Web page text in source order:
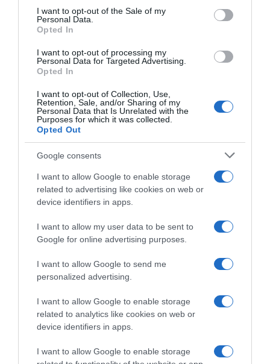
consent section.
I want to opt-out of the Sale of my
Personal Data.
Opted In
I want to opt-out of processing my
Personal Data for Targeted Advertising.
Opted In
I want to opt-out of Collection, Use,
Retention, Sale, and/or Sharing of my
Personal Data that Is Unrelated with the
Purposes for which it was collected.
Opted Out
Google consents
I want to allow Google to enable storage
related to advertising like cookies on web or
device identifiers in apps.
I want to allow my user data to be sent to
Google for online advertising purposes.
I want to allow Google to send me
personalized advertising.
I want to allow Google to enable storage
related to analytics like cookies on web or
device identifiers in apps.
I want to allow Google to enable storage